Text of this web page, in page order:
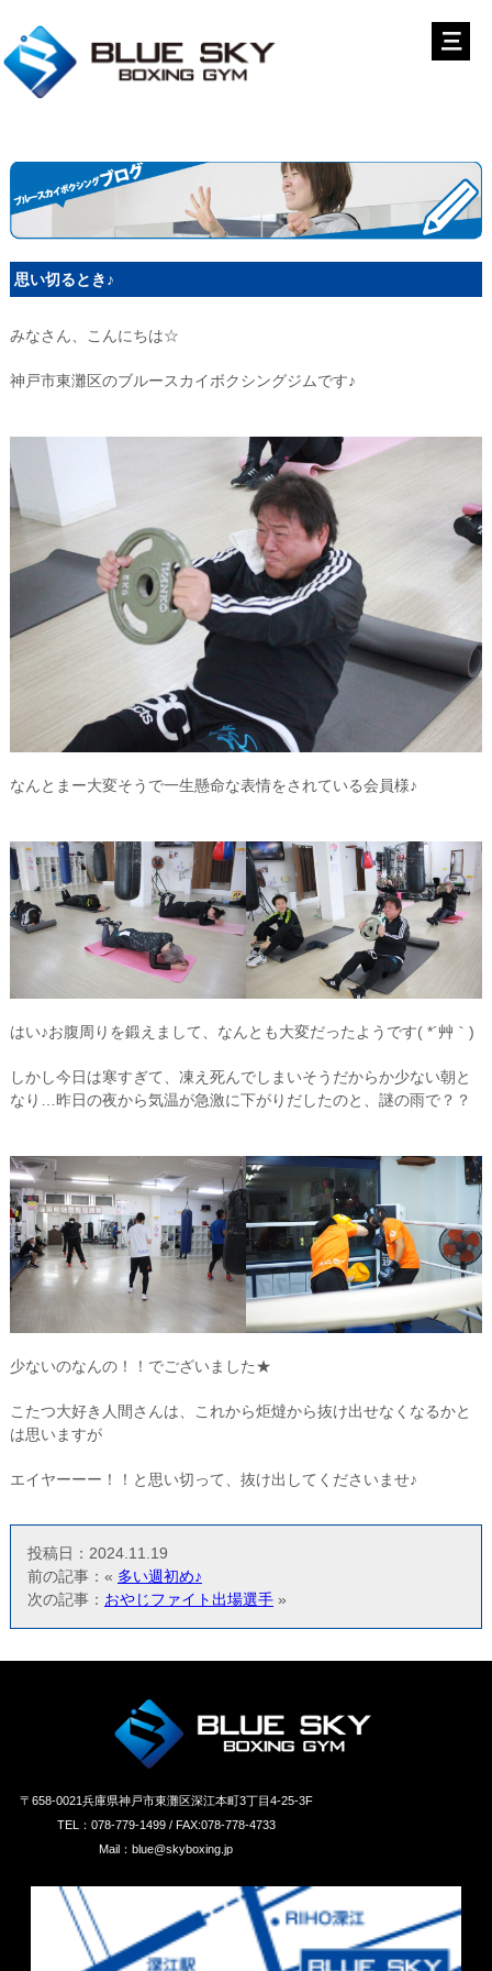
思い切るとき♪
みなさん、こんにちは☆
神戸市東灘区のブルースカイボクシングジムです♪
なんとまー大変そうで一生懸命な表情をされている会員様♪
はい♪お腹周りを鍛えまして、なんとも大変だったようです( *´艸｀)
しかし今日は寒すぎて、凍え死んでしまいそうだからか少ない朝と
なり…昨日の夜から気温が急激に下がりだしたのと、謎の雨で？？
少ないのなんの！！でございました★
こたつ大好き人間さんは、これから炬燵から抜け出せなくなるかと
は思いますが
エイヤーーー！！と思い切って、抜け出してくださいませ♪
投稿日：2024.11.19
前の記事：« 多い週初め♪
次の記事： おやじファイト出場選手»
〒658‐0021兵庫県神戸市東灘区深江本町3丁目4-25-3F
TEL：078-779-1499 / FAX:078-778-4733
Mail：blue@skyboxing.jp